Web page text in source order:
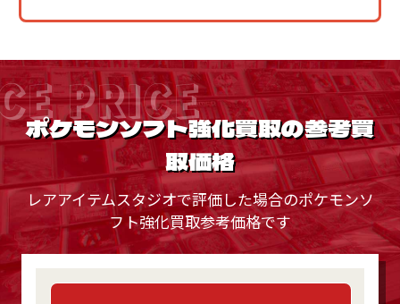
PRICE
ポケモンソフト強化買取の参考買
取価格
レアアイテムスタジオで評価した場合のポケモンソ
フト強化買取参考価格です